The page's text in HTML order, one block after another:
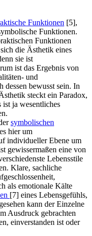
Funktionen [5],
Funktionen.
Funktionen
die Ästhetik eines
sie ist
ist das Ergebnis von
und
dessen bewusst sein. In
steckt ein Paradox,
ist ja wesentliches
symbolischen
hier um
individueller Ebene um
gewissermaßen eine von
Lebensstile
Klare, sachliche
als emotionale Kälte
[7] eines Lebensgefühls,
kann der Einzelne
Ausdruck gebrachten
einverstanden ist oder